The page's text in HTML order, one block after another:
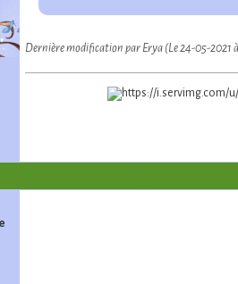
Dernière modification par Erya (Le 24-05-2021